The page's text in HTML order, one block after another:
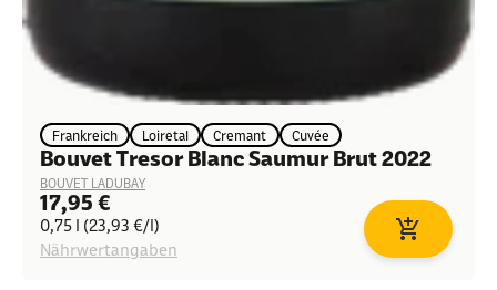
Frankreich Loiretal Cremant Cuvée
Bouvet Tresor Blanc Saumur Brut 2022
BOUVET LADUBAY
Angebot
17,95 €
0,75 l (23,93 €/l)
Nährwertangaben
In den